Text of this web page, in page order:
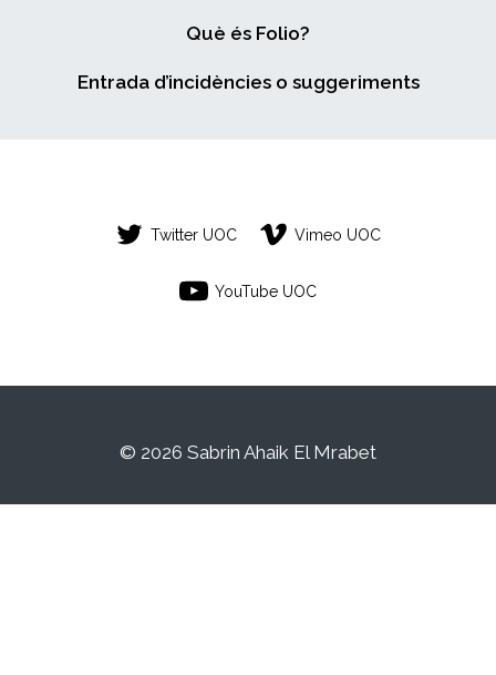
Què és Folio?
Entrada d’incidències o suggeriments
Twitter UOC Vimeo UOC
YouTube UOC
© 2026 Sabrin Ahaik El Mrabet